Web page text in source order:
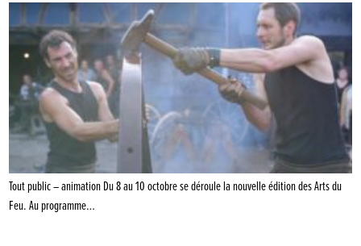
Tout public – animation Du 8 au 10 octobre se déroule la nouvelle édition des Arts du
Feu. Au programme…